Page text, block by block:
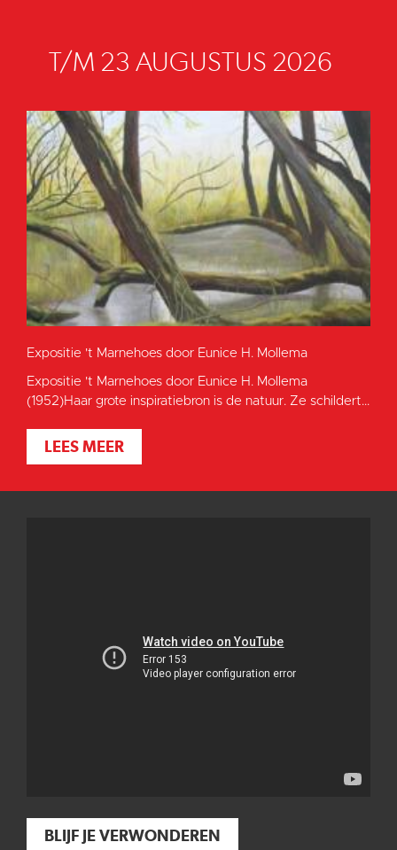
T/M 23 AUGUSTUS 2026
Expositie 't Marnehoes door Eunice H. Mollema
Expositie 't Marnehoes door Eunice H. Mollema
(1952)Haar grote inspiratiebron is de natuur. Ze schildert...
LEES MEER
BLIJF JE VERWONDEREN